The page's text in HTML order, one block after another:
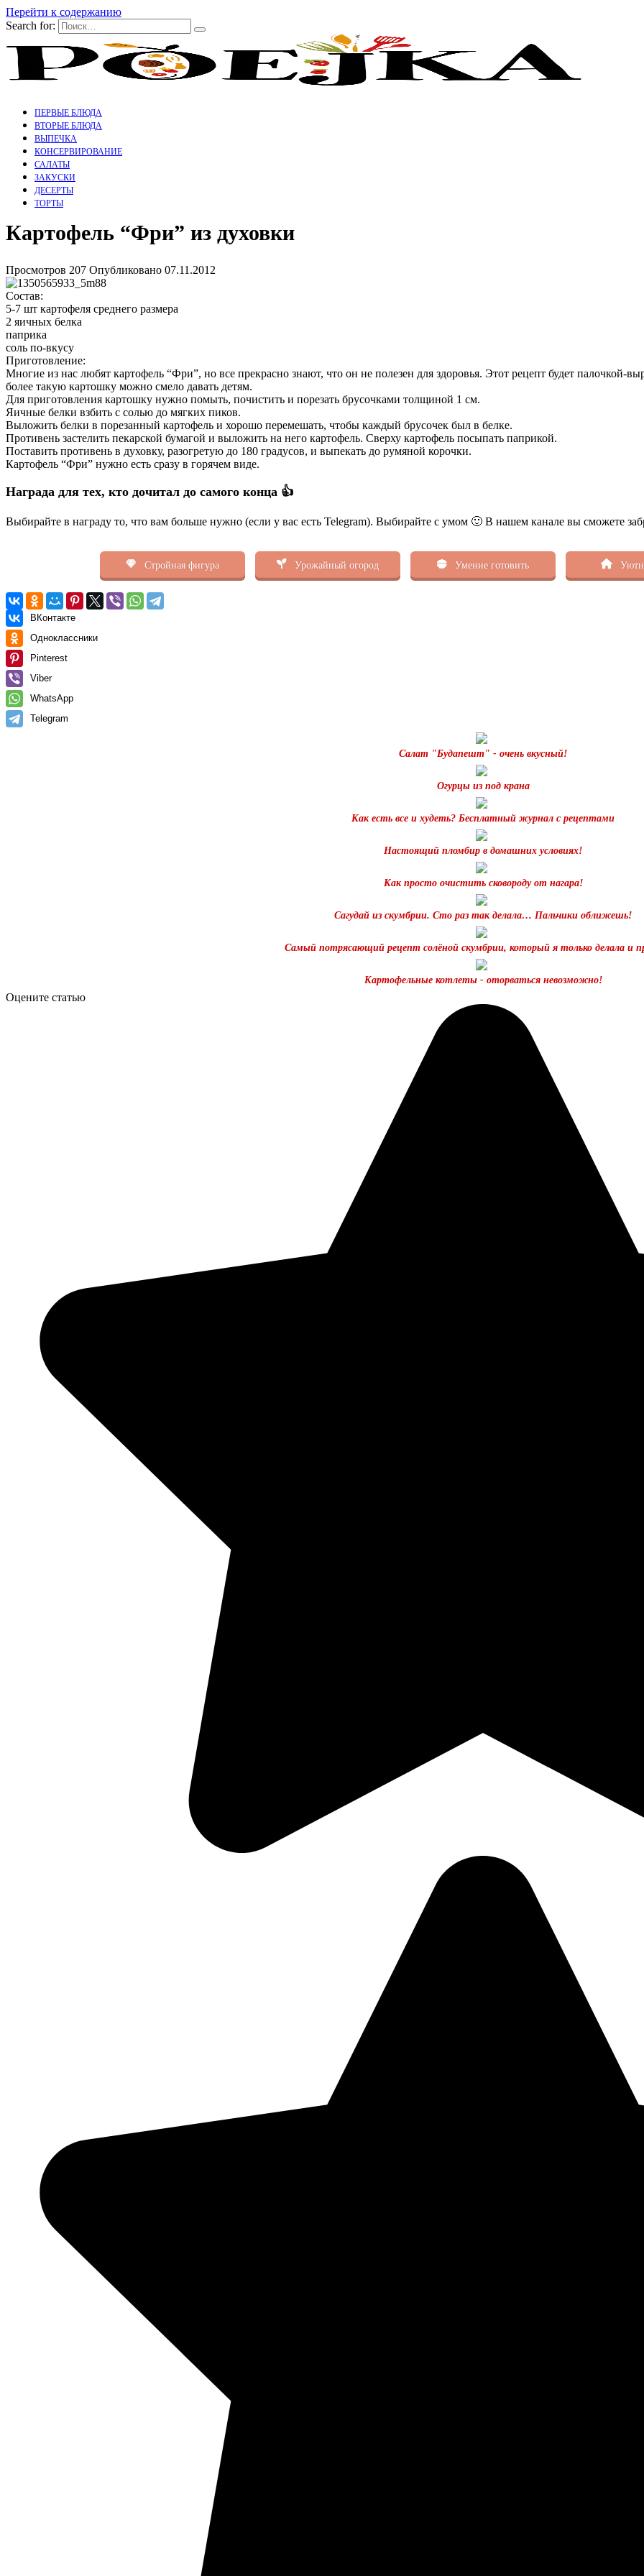
Перейти к содержанию
Search for:
ПЕРВЫЕ БЛЮДА
ВТОРЫЕ БЛЮДА
ВЫПЕЧКА
КОНСЕРВИРОВАНИЕ
САЛАТЫ
ЗАКУСКИ
ДЕСЕРТЫ
ТОРТЫ
Картофель “Фри” из духовки
Просмотров 207 Опубликовано 07.11.2012
Состав:
5-7 шт картофеля среднего размера
2 яичных белка
паприка
соль по-вкусу
Приготовление:
Многие из нас любят картофель “Фри”, но все прекрасно знают, что он не полезен для здоровья. Этот рецепт будет
более такую картошку можно смело давать детям.
Для приготовления картошку нужно помыть, почистить и порезать брусочками толщиной 1 см.
Яичные белки взбить с солью до мягких пиков.
Выложить белки в порезанный картофель и хорошо перемешать, чтобы каждый брусочек был в белке.
Противень застелить пекарской бумагой и выложить на него картофель. Сверху картофель посыпать паприкой.
Поставить противень в духовку, разогретую до 180 градусов, и выпекать до румяной корочки.
Картофель “Фри” нужно есть сразу в горячем виде.
Награда для тех, кто дочитал до самого конца 👍
Выбирайте в награду то, что вам больше нужно (если у вас есть Telegram). Выбирайте с умом 🙂 В нашем канале вы сможете
Стройная фигура Урожайный огород Умение готовить
ВКонтакте
Одноклассники
Pinterest
Viber
WhatsApp
Telegram
Салат "Будапешт" - очень вкусный!
Огурцы из под крана
Как есть все и худеть? Бесплатный журнал с рецептами
Настоящий пломбир в домашних условиях!
Как просто очистить сковороду от нагара!
Сагудай из скумбрии. Сто раз так делала… Пальчики оближешь!
Самый потрясающий рецепт солёной скумбрии, который я только делала и
Картофельные котлеты - оторваться невозможно!
Оцените статью